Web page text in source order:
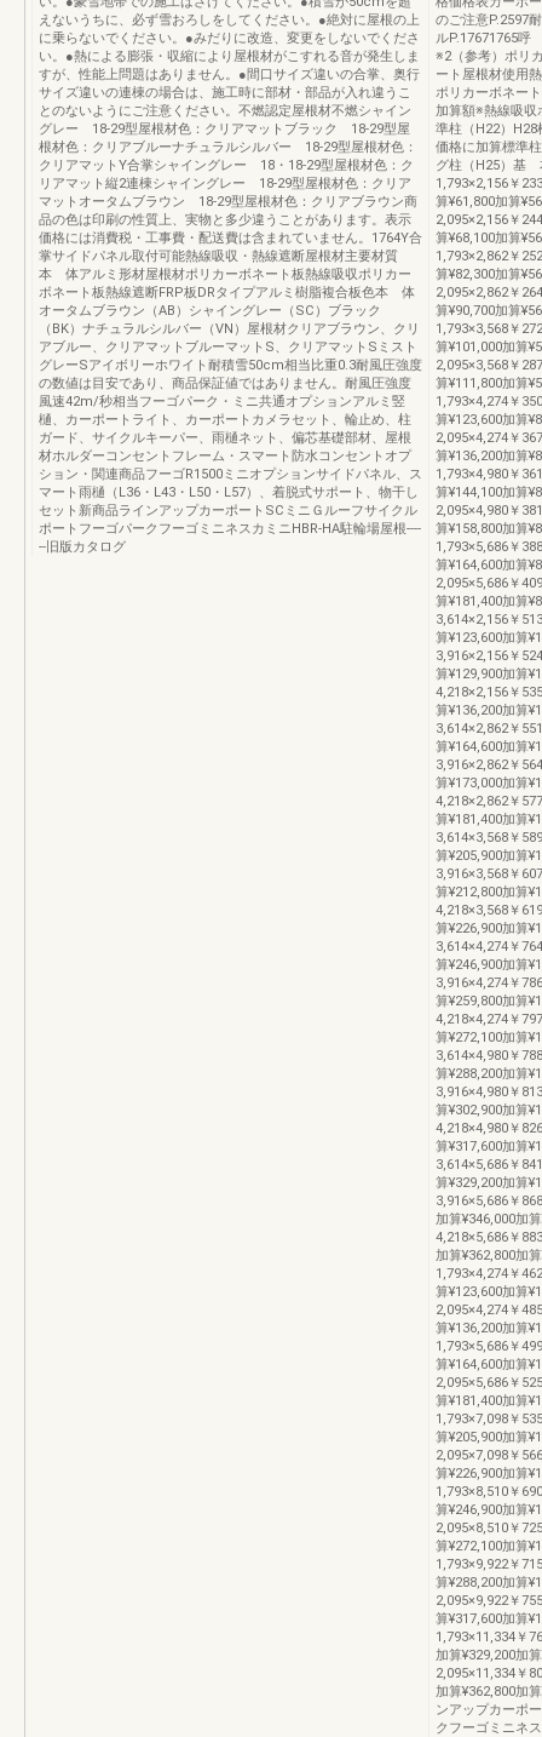
えないうちに、必ず雪おろしをしてください。●絶対に屋根の上
に乗らないでください。●みだりに改造、変更をしないでくださ
い。●熱による膨張・収縮により屋根材がこすれる音が発生しま
すが、性能上問題はありません。●間口サイズ違いの合掌、奥行
サイズ違いの連棟の場合は、施工時に部材・部品が入れ違うこ
とのないようにご注意ください。不燃認定屋根材不燃シャイン
グレー 18-29型屋根材色：クリアマットブラック 18-29型屋
根材色：クリアブルーナチュラルシルバー 18-29型屋根材色：
クリアマットY合掌シャイングレー 18・18-29型屋根材色：ク
リアマット縦2連棟シャイングレー 18-29型屋根材色：クリア
マットオータムブラウン 18-29型屋根材色：クリアブラウン商
品の色は印刷の性質上、実物と多少違うことがあります。表示
価格には消費税・工事費・配送費は含まれていません。1764Y合
掌サイドパネル取付可能熱線吸収・熱線遮断屋根材主要材質
本 体アルミ形材屋根材ポリカーボネート板熱線吸収ポリカー
ボネート板熱線遮断FRP板DRタイプアルミ樹脂複合板色本 体
オータムブラウン（AB）シャイングレー（SC）ブラック
（BK）ナチュラルシルバー（VN）屋根材クリアブラウン、クリ
アブルー、クリアマットブルーマットS、クリアマットSミスト
グレーSアイボリーホワイト耐積雪50cm相当比重0.3耐風圧強度
の数値は目安であり、商品保証値ではありません。耐風圧強度
風速42m/秒相当フーゴパーク・ミニ共通オプションアルミ竪
樋、カーポートライト、カーポートカメラセット、輪止め、柱
ガード、サイクルキーパー、雨樋ネット、偏芯基礎部材、屋根
材ホルダーコンセントフレーム・スマート防水コンセントオプ
ション・関連商品フーゴR1500ミニオプションサイドパネル、ス
マート雨樋（L36・L43・L50・L57）、着脱式サポート、物干し
セット新商品ラインアップカーポートSCミニＧルーフサイクル
ポートフーゴパークフーゴミニネスカミニHBR-HA駐輪場屋根----
--旧版カタログ
のご注意P.2597
ルP.17671765
※2（参考）ポリ
ート屋根材使用
ポリカーボネー
加算額※熱線吸収
準柱（H22）
価格に加算標準
グ柱（H25）基
1,793×2,156￥
算¥61,800加算
2,095×2,156￥
算¥68,100加算
1,793×2,862￥
算¥82,300加算
2,095×2,862￥
算¥90,700加算
1,793×3,568￥
算¥101,000加算
2,095×3,568￥
算¥111,800加算
1,793×4,274￥
算¥123,600加算
2,095×4,274￥
算¥136,200加算
1,793×4,980￥
算¥144,100加算
2,095×4,980￥
算¥158,800加算
1,793×5,686￥
算¥164,600加算
2,095×5,686￥
算¥181,400加算
3,614×2,156￥
算¥123,600加算
3,916×2,156￥
算¥129,900加算
4,218×2,156￥
算¥136,200加算
3,614×2,862￥
算¥164,600加算
3,916×2,862￥
算¥173,000加算
4,218×2,862￥
算¥181,400加算
3,614×3,568￥
算¥205,900加算
3,916×3,568￥
算¥212,800加算
4,218×3,568￥
算¥226,900加算
3,614×4,274￥
算¥246,900加算
3,916×4,274￥
算¥259,800加算
4,218×4,274￥
算¥272,100加算
3,614×4,980￥
算¥288,200加算
3,916×4,980￥
算¥302,900加算
4,218×4,980￥
算¥317,600加算
3,614×5,686￥
算¥329,200加算
3,916×5,686￥
加算¥346,000加
4,218×5,686￥
加算¥362,800加
1,793×4,274￥
算¥123,600加算
2,095×4,274￥
算¥136,200加算
1,793×5,686￥
算¥164,600加算
2,095×5,686￥
算¥181,400加算
1,793×7,098￥
算¥205,900加算
2,095×7,098￥
算¥226,900加算
1,793×8,510￥
算¥246,900加算
2,095×8,510￥
算¥272,100加算
1,793×9,922￥
算¥288,200加算
2,095×9,922￥
算¥317,600加算
1,793×11,334￥
加算¥329,200加
2,095×11,334￥
加算¥362,800加
ンアップカーポ
クフーゴミニネ